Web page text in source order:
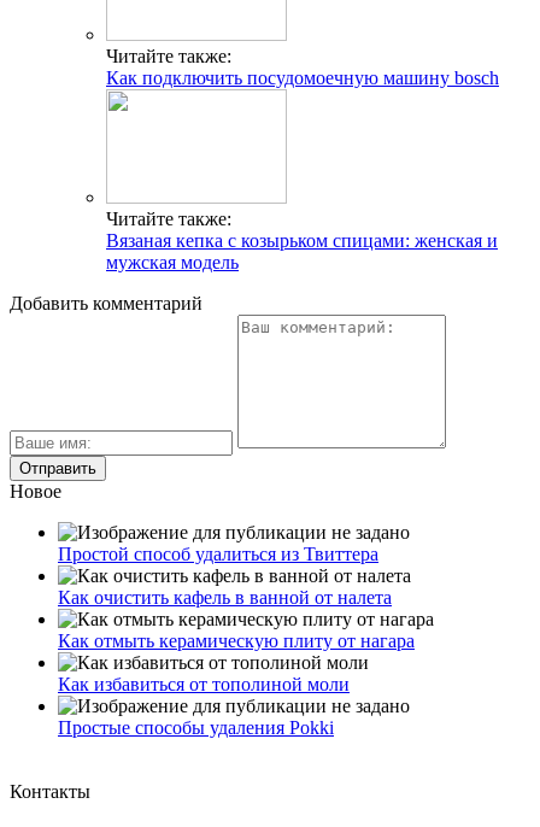
Читайте также:
Как подключить посудомоечную машину bosch
Читайте также:
Вязаная кепка с козырьком спицами: женская и
мужская модель
Добавить комментарий
Новое
Простой способ удалиться из Твиттера
Как очистить кафель в ванной от налета
Как отмыть керамическую плиту от нагара
Как избавиться от тополиной моли
Простые способы удаления Pokki
Контакты